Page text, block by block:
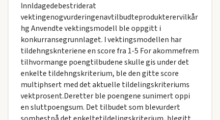
Innldagedebestriderat
vektingenogvurderingenavtilbudteprodukterervilkår
hg Anvendte vektingsmodell ble oppgitt i
konkurransegrunnlaget. I vektingsmodellen har
tildehngsknteriene en score fra 1-5 For akommefrem
tilhvormange poengtilbudene skulle gis under det
enkelte tildehngskriterium, ble den gitte score
multiphsert med det aktuelle tildelingskriteriums
vektprosent.Deretter ble poengene sunimert oppi
en sluttpoengsum. Det tilbudet som blevurdert